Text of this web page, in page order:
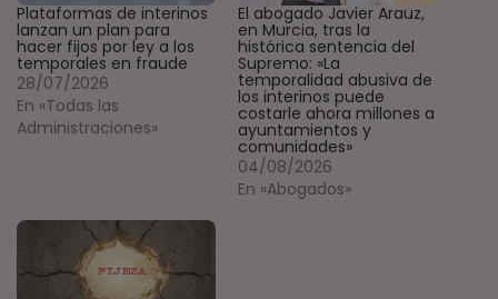
Plataformas de interinos
lanzan un plan para
hacer fijos por ley a los
temporales en fraude
28/07/2026
En «Todas las
Administraciones»
El abogado Javier Arauz,
en Murcia, tras la
histórica sentencia del
Supremo: «La
temporalidad abusiva de
los interinos puede
costarle ahora millones a
ayuntamientos y
comunidades»
04/08/2026
En «Abogados»